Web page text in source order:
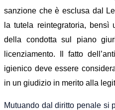
sanzione che è esclusa dal
la tutela reintegratoria, bensì
della condotta sul piano
licenziamento. Il fatto
igienico deve essere
in un giudizio in merito alla
Mutuando dal diritto penale si